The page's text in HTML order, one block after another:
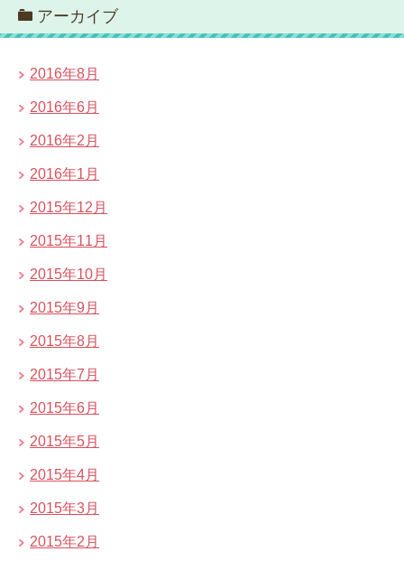
アーカイブ
2016年8月
2016年6月
2016年2月
2016年1月
2015年12月
2015年11月
2015年10月
2015年9月
2015年8月
2015年7月
2015年6月
2015年5月
2015年4月
2015年3月
2015年2月